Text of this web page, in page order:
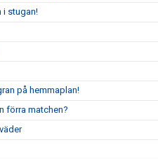
i stugan!
på hemmaplan!
förra matchen?